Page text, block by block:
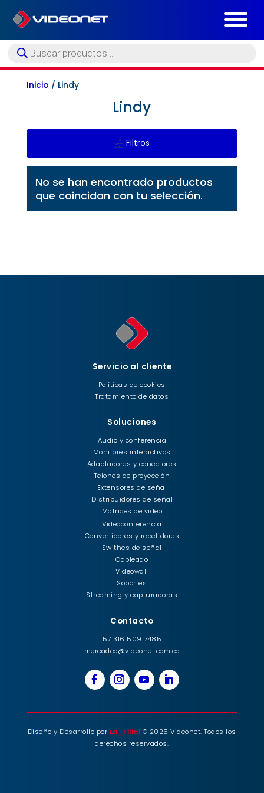
Búsqueda
de
Inicio / Lindy
Lindy
Filtros
No se han encontrado productos
que coincidan con tu selección.
Servicio al cliente
Políticas de cookies
Tratamiento de datos
Soluciones
Audio y conferencia
Monitores interactivos
Adaptadores y conectores
Telones de proyección
Extensores de señal
Distribuidores de señal
Matrices de video
Videoconferencia
Convertidores y repetidores
Swithes de señal
Cableado
Videowall
Soportes
Streaming y capturadoras
Contacto
57 316 509 7485
mercadeo@videonet.com.co
Diseño y Desarrollo por La_Filial © 2025 Videonet. Todos los
derechos reservados.